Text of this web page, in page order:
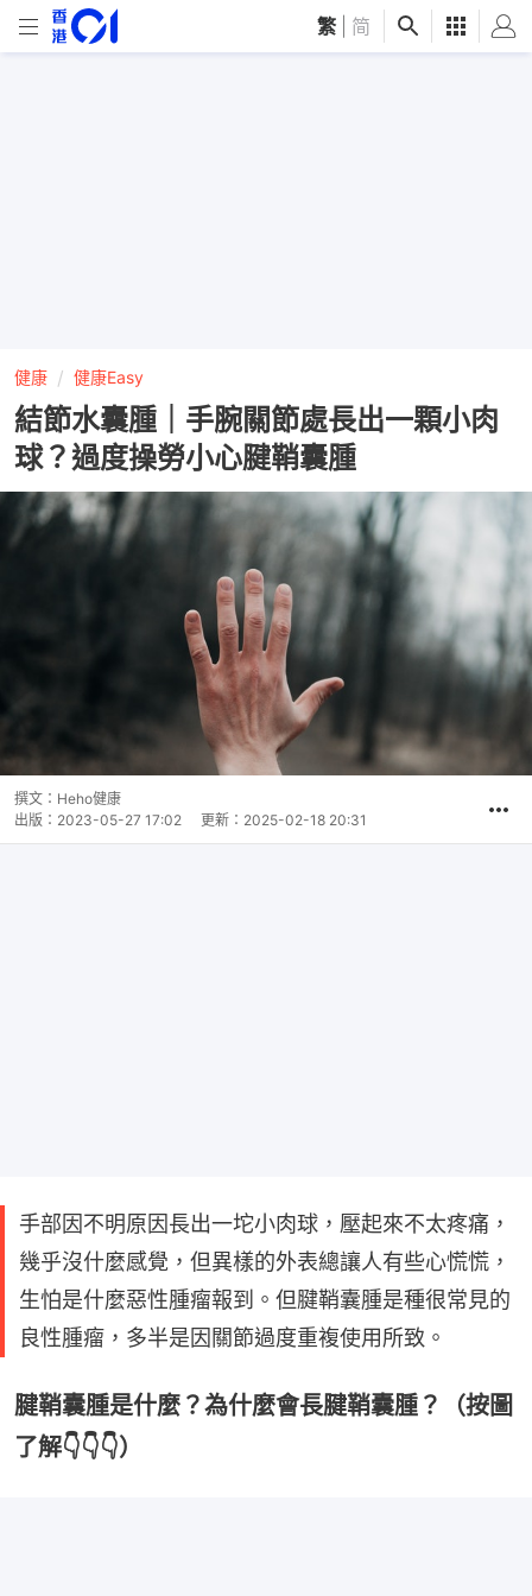
繁 简
健康 健康Easy
結節水囊腫｜手腕關節處長出一顆小肉
球？過度操勞小心腱鞘囊腫
撰文： Heho健康
出版： 2023-05-27 17:02 更新： 2025-02-18 20:31
手部因不明原因長出一坨小肉球，壓起來不太疼痛，
幾乎沒什麼感覺，但異樣的外表總讓人有些心慌慌，
生怕是什麼惡性腫瘤報到。但腱鞘囊腫是種很常見的
良性腫瘤，多半是因關節過度重複使用所致。
腱鞘囊腫是什麼？為什麼會長腱鞘囊腫？（按圖
了解👇👇👇）